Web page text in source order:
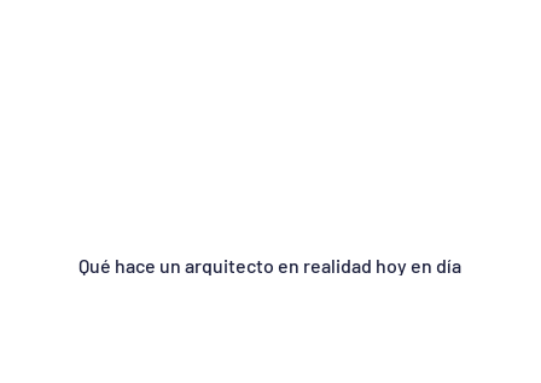
Qué hace un arquitecto en realidad hoy en día